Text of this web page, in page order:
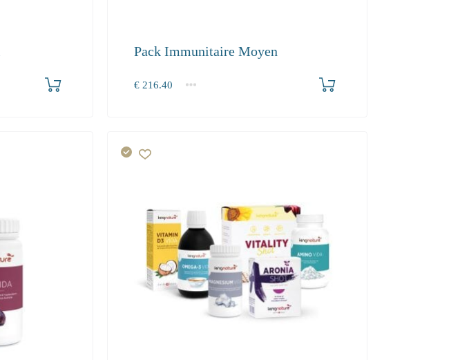
Pack Immunitaire Moyen
€216.40
1+